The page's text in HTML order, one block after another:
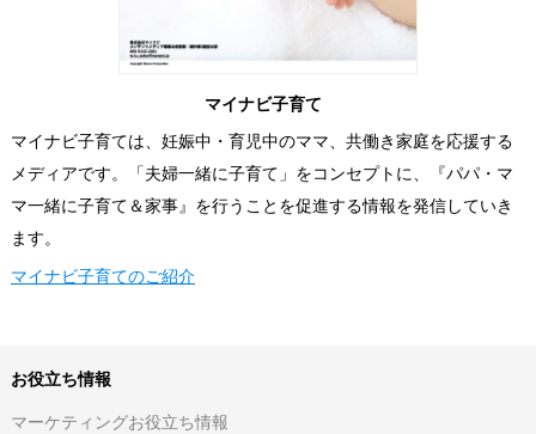
マイナビ子育て
マイナビ子育ては、妊娠中・育児中のママ、共働き家庭を応援する
メディアです。「夫婦一緒に子育て」をコンセプトに、『パパ・マ
マ一緒に子育て＆家事』を行うことを促進する情報を発信していき
ます。
マイナビ子育てのご紹介
お役立ち情報
マーケティングお役立ち情報